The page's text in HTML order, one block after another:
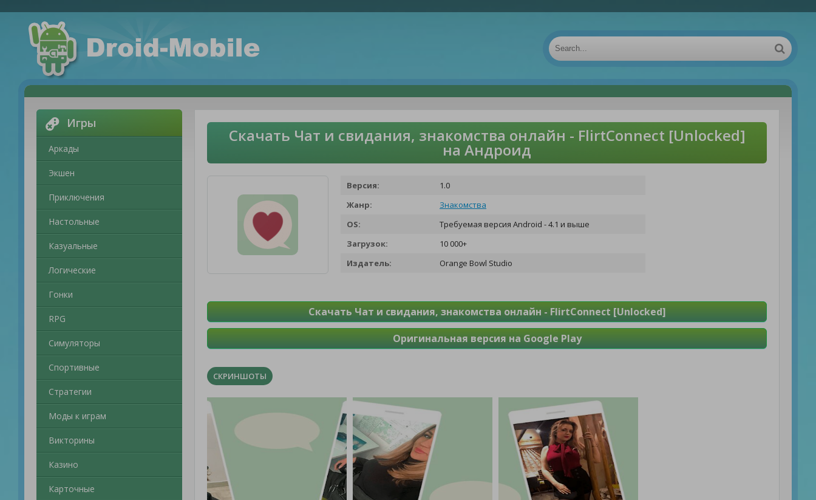
Игры
Аркады
Экшен
Приключения
Настольные
Казуальные
Логические
Гонки
RPG
Симуляторы
Спортивные
Стратегии
Моды к играм
Викторины
Казино
Карточные
Скачать Чат и свидания, знакомства онлайн - FlirtConnect [Unlocked]
на Андроид
Версия:
1.0
Жанр:
Знакомства
OS:
Требуемая версия Android - 4.1 и выше
Загрузок:
10 000+
Издатель:
Orange Bowl Studio
Скачать Чат и свидания, знакомства онлайн - FlirtConnect [Unlocked]
Оригинальная версия на Google Play
СКРИНШОТЫ